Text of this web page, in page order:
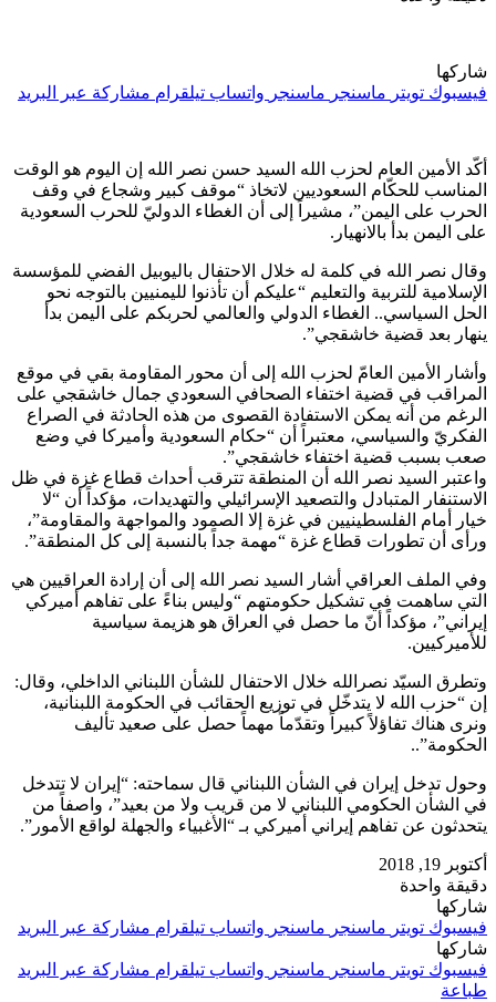
شاركها
فيسبوك تويتر ماسنجر ماسنجر واتساب تيلقرام مشاركة عبر البريد
أكّد الأمين العام لحزب الله السيد حسن نصر الله إن اليوم هو الوقت
المناسب للحكّام السعوديين لاتخاذ “موقف كبير وشجاع في وقف
الحرب على اليمن”، مشيراً إلى أن الغطاء الدوليّ للحرب السعودية
على اليمن بدأ بالانهيار.
وقال نصر الله في كلمة له خلال الاحتفال باليوبيل الفضي للمؤسسة
الإسلامية للتربية والتعليم “عليكم أن تأذنوا لليمنيين بالتوجه نحو
الحل السياسي.. الغطاء الدولي والعالمي لحربكم على اليمن بدأ
ينهار بعد قضية خاشقجي”.
وأشار الأمين العامّ لحزب الله إلى أن محور المقاومة بقي في موقع
المراقب في قضية اختفاء الصحافي السعودي جمال خاشقجي على
الرغم من أنه يمكن الاستفادة القصوى من هذه الحادثة في الصراع
الفكريّ والسياسي، معتبراً أن “حكام السعودية وأميركا في وضع
صعب بسبب قضية اختفاء خاشقجي”.
واعتبر السيد نصر الله أن المنطقة تترقب أحداث قطاع غزة في ظل
الاستنفار المتبادل والتصعيد الإسرائيلي والتهديدات، مؤكداً أن “لا
خيار أمام الفلسطينيين في غزة إلا الصمود والمواجهة والمقاومة”،
ورأى أن تطورات قطاع غزة “مهمة جداً بالنسبة إلى كل المنطقة”.
وفي الملف العراقي أشار السيد نصر الله إلى أن إرادة العراقيين هي
التي ساهمت في تشكيل حكومتهم “وليس بناءً على تفاهم أميركي
إيراني”، مؤكداً أنّ ما حصل في العراق هو هزيمة سياسية
للأميركيين.
وتطرق السيّد نصرالله خلال الاحتفال للشأن اللبناني الداخلي، وقال:
إن “حزب الله لا يتدخّل في توزيع الحقائب في الحكومة اللبنانية،
ونرى هناك تفاؤلاً كبيراً وتقدّماً مهماً حصل على صعيد تأليف
الحكومة”..
وحول تدخل إيران في الشأن اللبناني قال سماحته: “إيران لا تتدخل
في الشأن الحكومي اللبناني لا من قريب ولا من بعيد”، واصفاً من
يتحدثون عن تفاهم إيراني أميركي بـ “الأغبياء والجهلة لواقع الأمور”.
أكتوبر 19, 2018
دقيقة واحدة
شاركها
فيسبوك تويتر ماسنجر ماسنجر واتساب تيلقرام مشاركة عبر البريد
شاركها
فيسبوك تويتر ماسنجر ماسنجر واتساب تيلقرام مشاركة عبر البريد
طباعة